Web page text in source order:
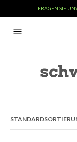
FRAGEN SIE